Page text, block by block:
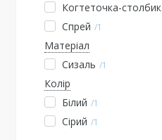
Когтеточка-столбик
Спрей 1
Матеріал
Сизаль
1
Колір
Білий
1
Сірий 1